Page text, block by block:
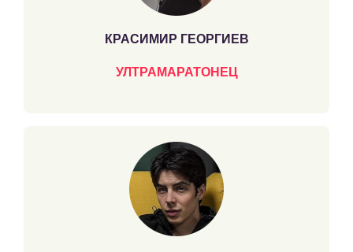
КРАСИМИР ГЕОРГИЕВ
УЛТРАМАРАТОНЕЦ